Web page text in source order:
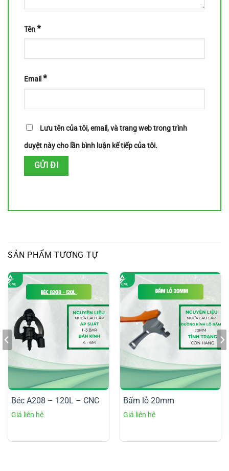
Tên*
Email*
Lưu tên của tôi, email, và trang web trong trình
duyệt này cho lần bình luận kế tiếp của tôi.
SẢN PHẨM TƯƠNG TỰ
Béc A208 – 120L – CNC Bấm lỗ 20mm